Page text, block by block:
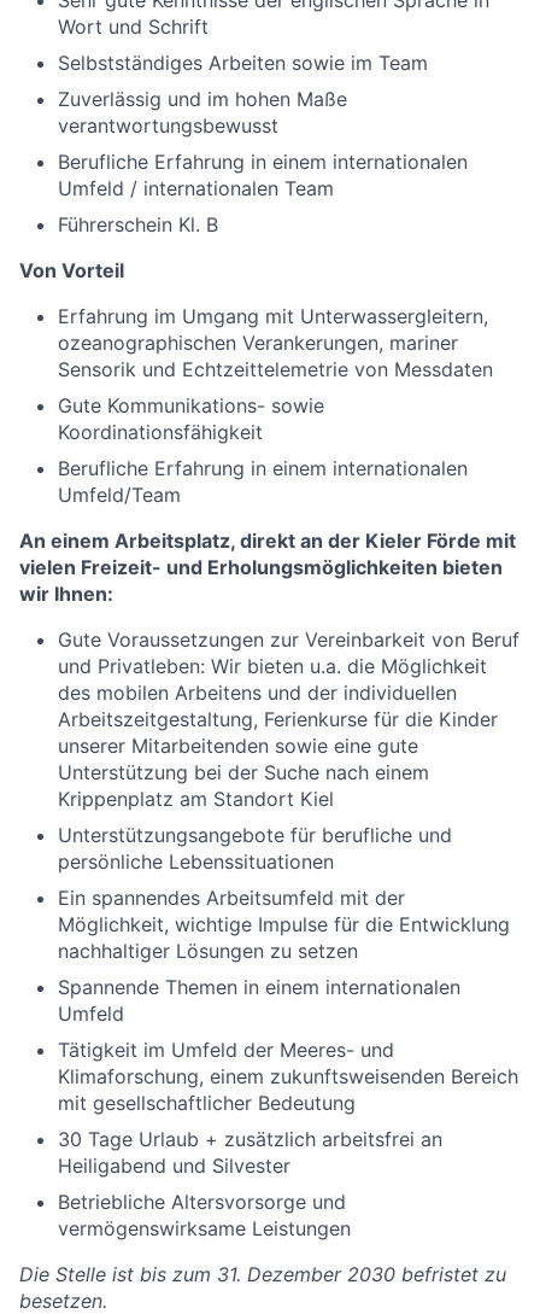
Wort und Schrift
Selbstständiges Arbeiten sowie im Team
Zuverlässig und im hohen Maße
verantwortungsbewusst
Berufliche Erfahrung in einem internationalen
Umfeld / internationalen Team
Führerschein Kl. B
Von Vorteil
Erfahrung im Umgang mit Unterwassergleitern,
ozeanographischen Verankerungen, mariner
Sensorik und Echtzeittelemetrie von Messdaten
Gute Kommunikations- sowie
Koordinationsfähigkeit
Berufliche Erfahrung in einem internationalen
Umfeld/Team
An einem Arbeitsplatz, direkt an der Kieler Förde mit
vielen Freizeit- und Erholungsmöglichkeiten bieten
wir Ihnen:
Gute Voraussetzungen zur Vereinbarkeit von Beruf
und Privatleben: Wir bieten u.a. die Möglichkeit
des mobilen Arbeitens und der individuellen
Arbeitszeitgestaltung, Ferienkurse für die Kinder
unserer Mitarbeitenden sowie eine gute
Unterstützung bei der Suche nach einem
Krippenplatz am Standort Kiel
Unterstützungsangebote für berufliche und
persönliche Lebenssituationen
Ein spannendes Arbeitsumfeld mit der
Möglichkeit, wichtige Impulse für die Entwicklung
nachhaltiger Lösungen zu setzen
Spannende Themen in einem internationalen
Umfeld
Tätigkeit im Umfeld der Meeres- und
Klimaforschung, einem zukunftsweisenden Bereich
mit gesellschaftlicher Bedeutung
30 Tage Urlaub + zusätzlich arbeitsfrei an
Heiligabend und Silvester
Betriebliche Altersvorsorge und
vermögenswirksame Leistungen
Die Stelle ist bis zum 31. Dezember 2030 befristet zu
besetzen.